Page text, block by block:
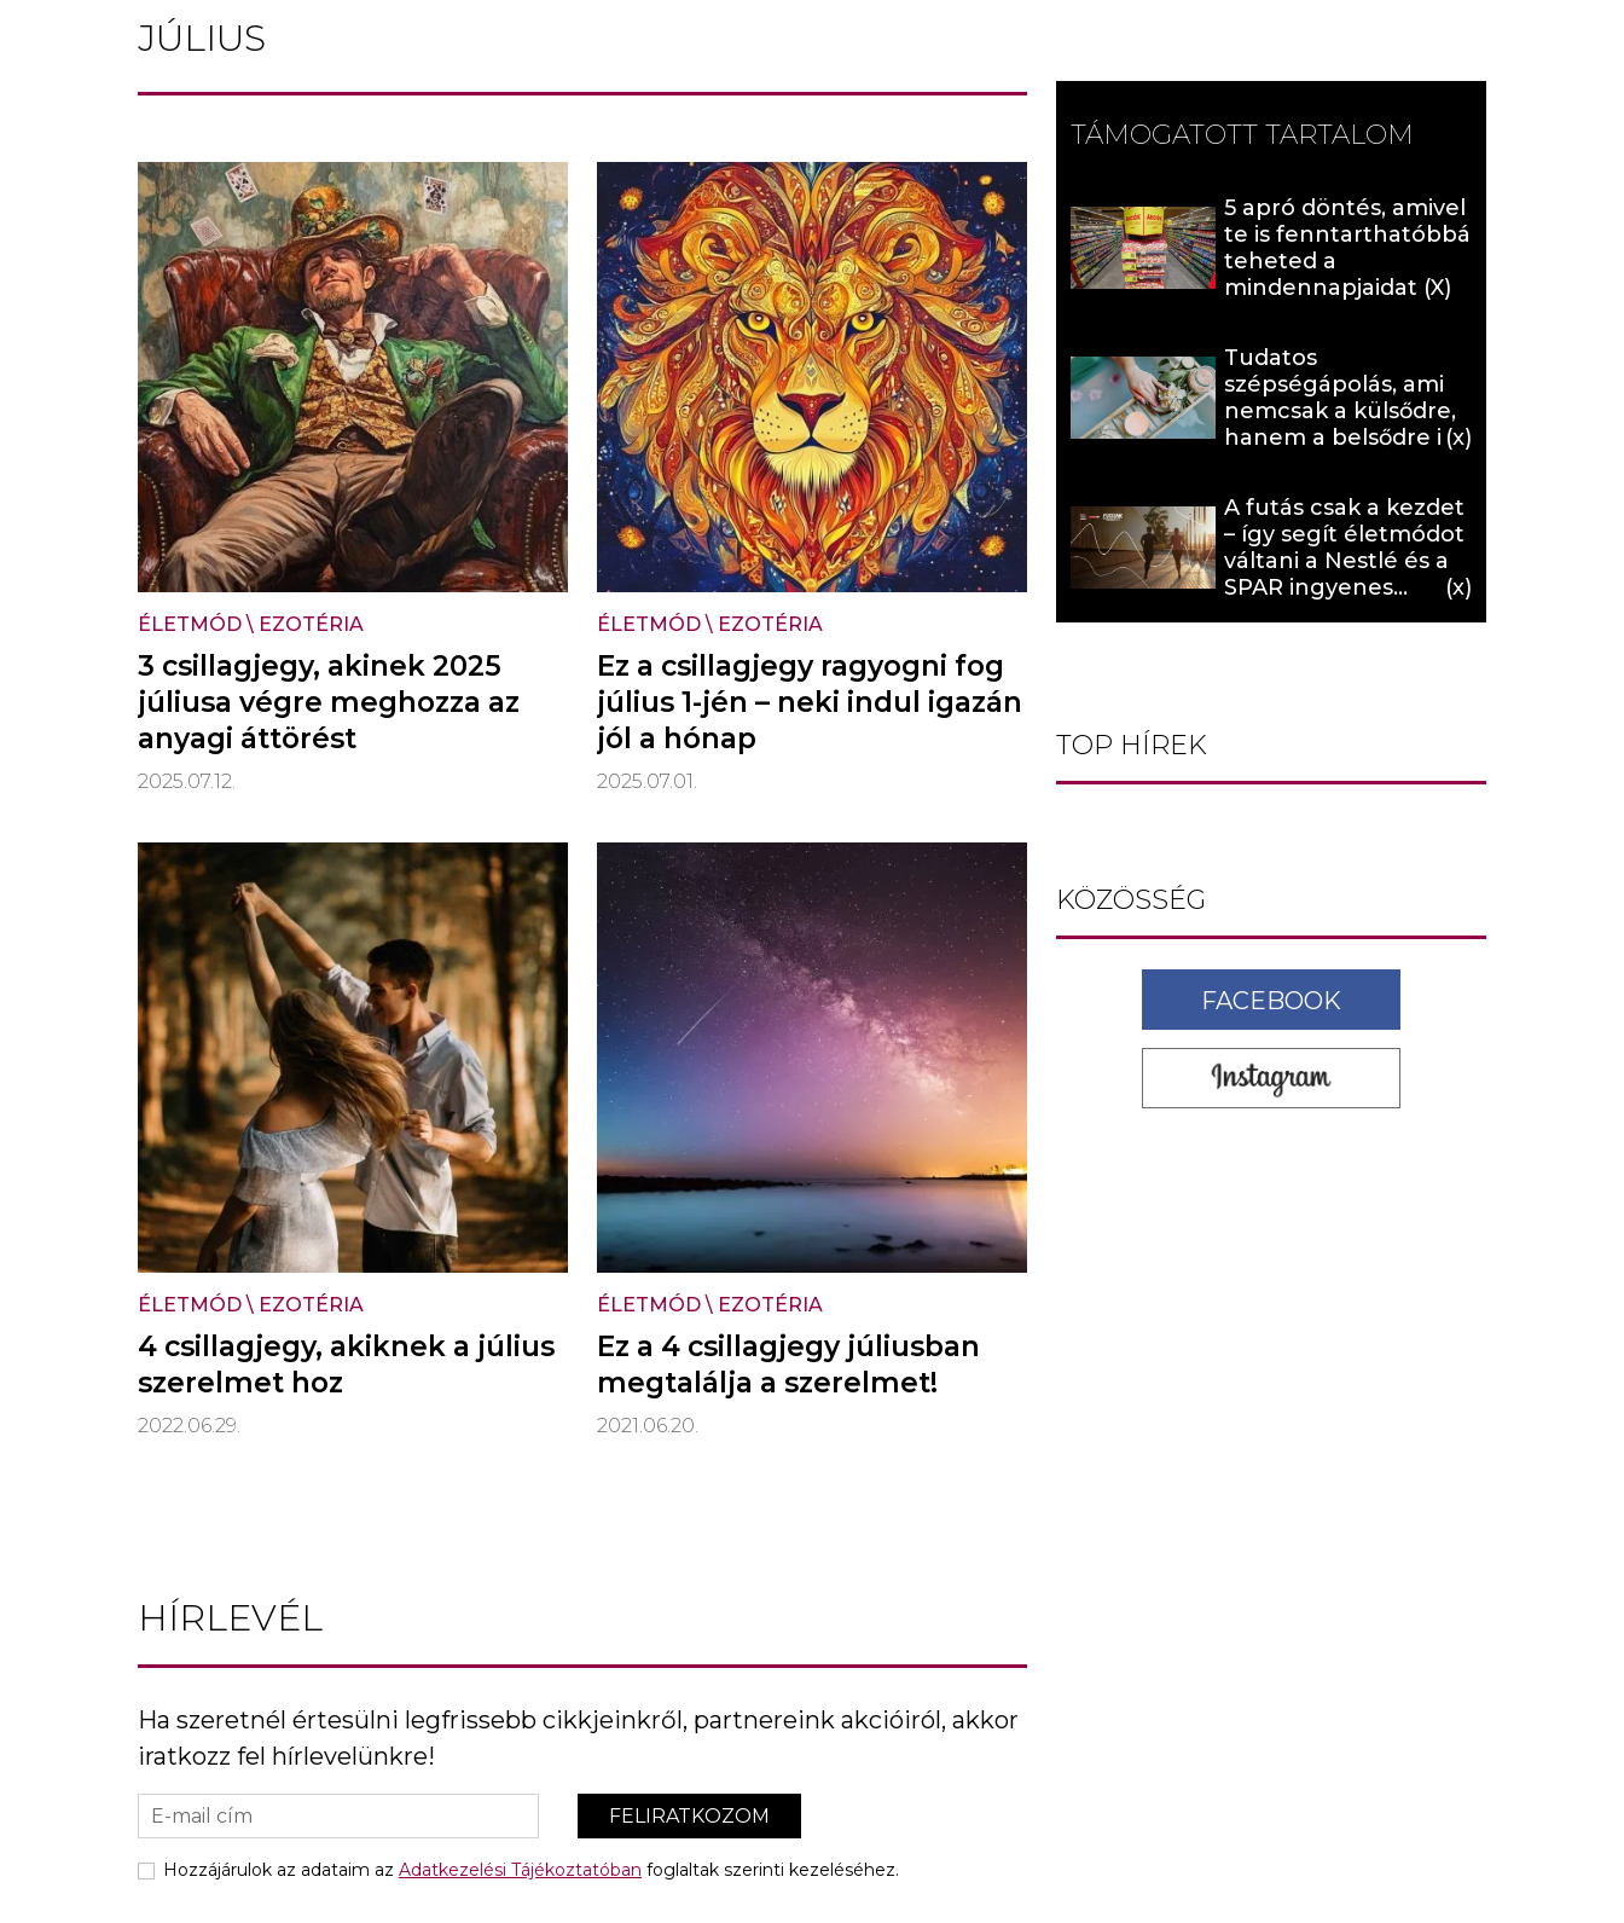
JÚLIUS
ÉLETMÓD\ EZOTÉRIA
3 csillagjegy, akinek 2025
júliusa végre meghozza az
anyagi áttörést
2025.07.12.
ÉLETMÓD\ EZOTÉRIA
Ez a csillagjegy ragyogni fog
július 1-jén – neki indul igazán
jól a hónap
2025.07.01.
ÉLETMÓD\ EZOTÉRIA
4 csillagjegy, akiknek a július
szerelmet hoz
2022.06.29.
ÉLETMÓD\ EZOTÉRIA
Ez a 4 csillagjegy júliusban
megtalálja a szerelmet!
2021.06.20.
HÍRLEVÉL
Ha szeretnél értesülni legfrissebb cikkjeinkről, partnereink akcióiról, akkor
iratkozz fel hírlevelünkre!
FELIRATKOZOM
Hozzájárulok az adataim az Adatkezelési Tájékoztatóban foglaltak szerinti kezeléséhez.
TÁMOGATOTT TARTALOM
5 apró döntés, amivel
te is fenntarthatóbbá
teheted a
mindennapjaidat (X)
Tudatos
szépségápolás, ami
nemcsak a külsődre,
hanem a belsődre is
A futás csak a kezdet
– így segít életmódot
váltani a Nestlé és a
SPAR ingyenes
TOP HÍREK
KÖZÖSSÉG
FACEBOOK